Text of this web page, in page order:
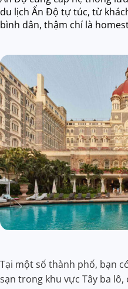
du lịch Ấn Độ tự túc, từ
bình dân, thậm chí là
Tại một số thành phố, bạn
sạn trong khu vực Tây ba